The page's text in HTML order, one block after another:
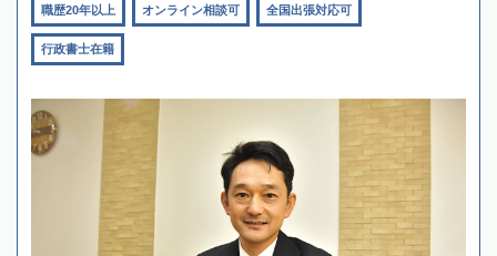
職歴20年以上 オンライン相談可 全国出張対応可
行政書士在籍